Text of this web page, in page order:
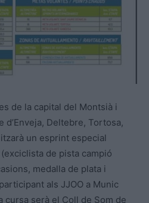
de la capital del Montsià i
d’Enveja, Deltebre, Tortosa,
un esprint especial
de pista campió
medalla de plata i
als JJOO a Munic
cursa serà el Coll de Som de